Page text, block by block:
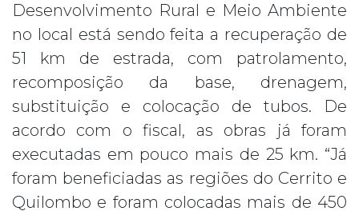
Desenvolvimento Rural e Meio Ambiente
no local está sendo feita a recuperação de
51 km de estrada, com patrolamento,
recomposição da base, drenagem,
substituição e colocação de tubos. De
acordo com o fiscal, as obras já foram
executadas em pouco mais de 25 km. “Já
foram beneficiadas as regiões do Cerrito e
Quilombo e foram colocadas mais de 450